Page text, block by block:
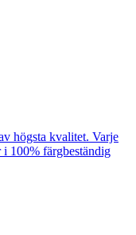
högsta kvalitet. Varje
i 100% färgbeständig